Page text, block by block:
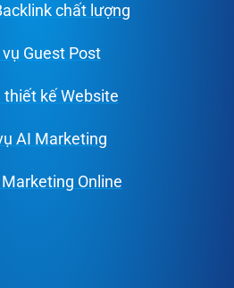
chất lượng
vụ Guest Post
thiết kế Website
AI Marketing
Online